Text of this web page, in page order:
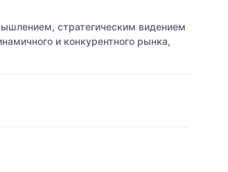
стратегическим видением
и конкурентного рынка,